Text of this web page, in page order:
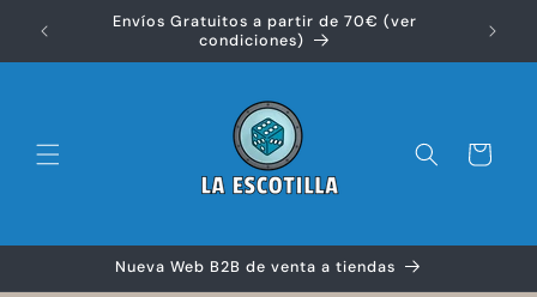
directamenteEnvíos Gratuitos a partir de 70€ (ver
condiciones)
Carrito
Nueva Web B2B de venta a tiendas